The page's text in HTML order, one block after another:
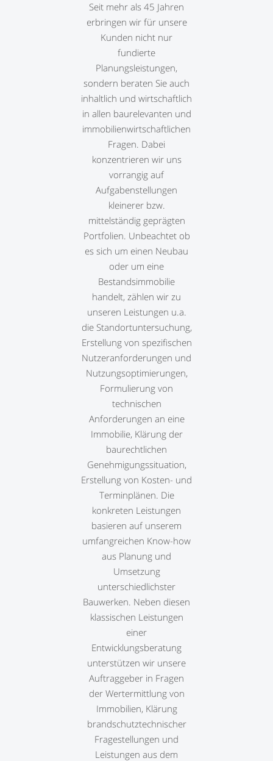
Seit mehr als 45 Jahren
erbringen wir für unsere
Kunden nicht nur
fundierte
Planungsleistungen,
sondern beraten Sie auch
inhaltlich und wirtschaftlich
in allen baurelevanten und
immobilienwirtschaftlichen
Fragen. Dabei
konzentrieren wir uns
vorrangig auf
Aufgabenstellungen
kleinerer bzw.
mittelständig geprägten
Portfolien. Unbeachtet ob
es sich um einen Neubau
oder um eine
Bestandsimmobilie
handelt, zählen wir zu
unseren Leistungen u.a.
die Standortuntersuchung,
Erstellung von spezifischen
Nutzeranforderungen und
Nutzungsoptimierungen,
Formulierung von
technischen
Anforderungen an eine
Immobilie, Klärung der
baurechtlichen
Genehmigungssituation,
Erstellung von Kosten- und
Terminplänen. Die
konkreten Leistungen
basieren auf unserem
umfangreichen Know-how
aus Planung und
Umsetzung
unterschiedlichster
Bauwerken. Neben diesen
klassischen Leistungen
einer
Entwicklungsberatung
unterstützen wir unsere
Auftraggeber in Fragen
der Wertermittlung von
Immobilien, Klärung
brandschutztechnischer
Fragestellungen und
Leistungen aus dem